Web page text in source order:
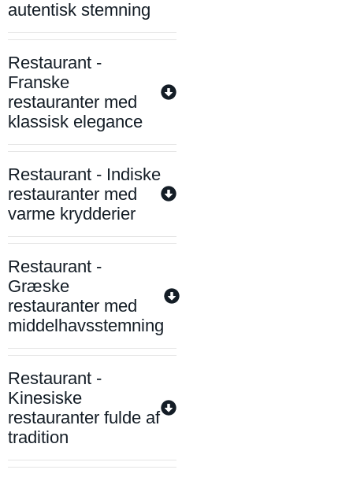
autentisk stemning
Restaurant -
Franske
restauranter med
klassisk elegance
Restaurant - Indiske
restauranter med
varme krydderier
Restaurant -
Græske
restauranter med
middelhavsstemning
Restaurant -
Kinesiske
restauranter fulde af
tradition